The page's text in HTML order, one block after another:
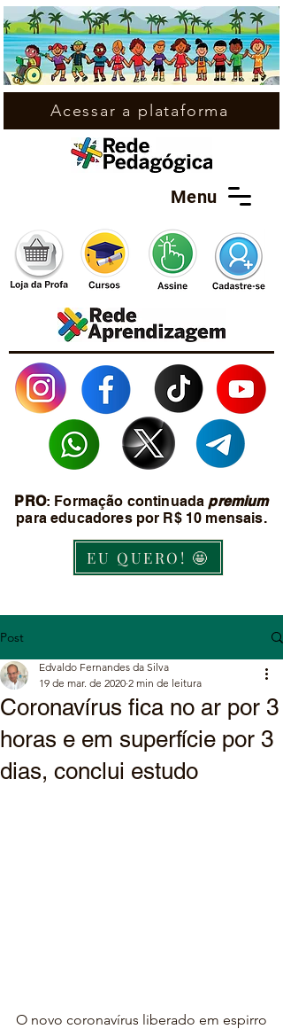
Menu
PRO: Formação continuada premium
para educadores por R$ 10 mensais.
EU QUERO! 🤩
Acessar a plataforma
Post
Coronavírus fica no ar por 3
horas e em superfície por 3
dias, conclui estudo
Edvaldo Fernandes da Silva
19 de mar. de 2020 2 min de leitura
O novo coronavírus liberado em espirro